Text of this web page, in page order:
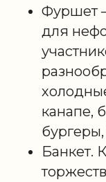
Фуршет
для
канапе,
Банкет.